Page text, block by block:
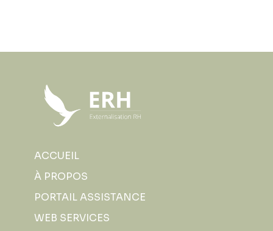
ACCUEIL
À PROPOS
PORTAIL ASSISTANCE
WEB SERVICES